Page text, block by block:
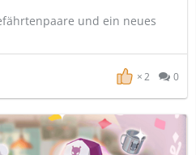
und ein neues
2 0